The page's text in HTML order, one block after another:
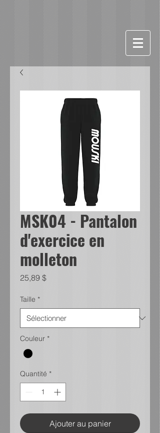
MSK04 - Pantalon
d'exercice en
molleton
25,89 $Prix
Taille *
Couleur *
Quantité *
Ajouter au panier